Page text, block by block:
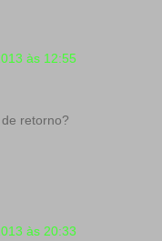
às 12:55
retorno?
às 20:33